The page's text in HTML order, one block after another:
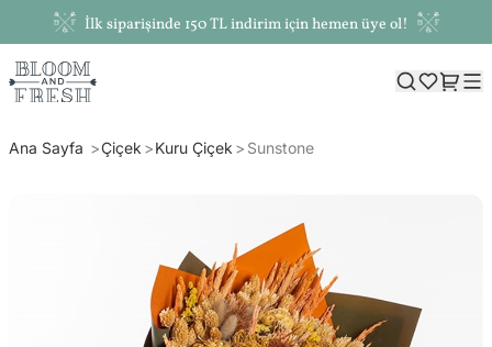
İlk siparişinde 150 TL indirim için hemen üye ol!
Ana Sayfa Çiçek Kuru Çiçek Sunstone